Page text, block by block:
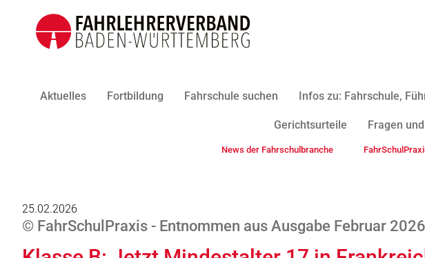
Aktuelles Fortbildung Fahrschule suchen Infos zu: Fahrschule,
Gerichtsurteile Fragen
News der Fahrschulbranche
25.02.2026
© FahrSchulPraxis - Entnommen aus Ausgabe Februar